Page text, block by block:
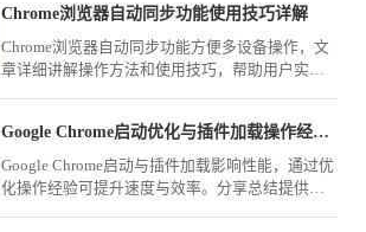
Chrome浏览器自动同步功能使用技巧详解
Chrome浏览器自动同步功能方便多设备操作，文
章详细讲解操作方法和使用技巧，帮助用户实现
Google Chrome启动优化与插件加载操作经验分享
Google Chrome启动与插件加载影响性能，通过优
化操作经验可提升速度与效率。分享总结提供实